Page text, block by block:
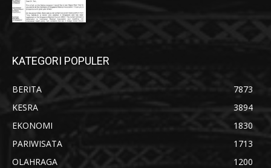
KATEGORI POPULER
BERITA
7873
KESRA
3894
EKONOMI
1830
PARIWISATA
1713
OLAHRAGA
1200